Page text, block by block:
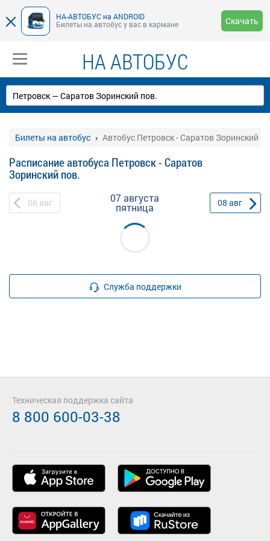
НА-АВТОБУС на ANDROID
Билеты на автобус у вас в кармане
Скачать
НА АВТОБУС
Билеты на автобус Автобус Петровск - Саратов Зоринский
Расписание автобуса Петровск - Саратов
Зоринский пов.
06 авг 07 августа
пятница 08 авг
Служба поддержки
Техническая поддержка сайта
8 800 600-03-38